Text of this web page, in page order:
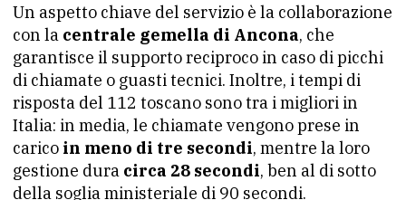
Un aspetto chiave del servizio è la collaborazione
con la centrale gemella di Ancona, che
garantisce il supporto reciproco in caso di picchi
di chiamate o guasti tecnici. Inoltre, i tempi di
risposta del 112 toscano sono tra i migliori in
Italia: in media, le chiamate vengono prese in
carico in meno di tre secondi, mentre la loro
gestione dura circa 28 secondi, ben al di sotto
della soglia ministeriale di 90 secondi.